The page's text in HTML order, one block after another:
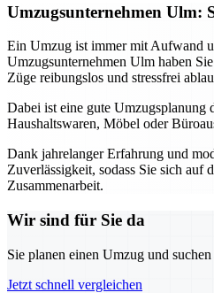
Umzugsunternehmen Ulm:
Ein Umzug ist immer mit Aufwand
Umzugsunternehmen Ulm haben
Züge reibungslos und stressfrei
Dabei ist eine gute Umzugsplanung
Haushaltswaren, Möbel oder
Dank jahrelanger Erfahrung und
Zuverlässigkeit, sodass Sie sich auf
Zusammenarbeit.
Wir sind für Sie da
Sie planen einen Umzug und
Jetzt schnell vergleichen